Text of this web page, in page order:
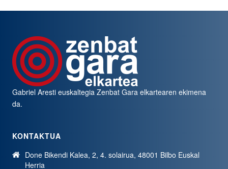
Gabriel Aresti euskaltegiaZenbat Gara elkartearen ekimena
da.
KONTAKTUA
Done Bikendi Kalea, 2, 4. solairua, 48001 Bilbo Euskal
Herria